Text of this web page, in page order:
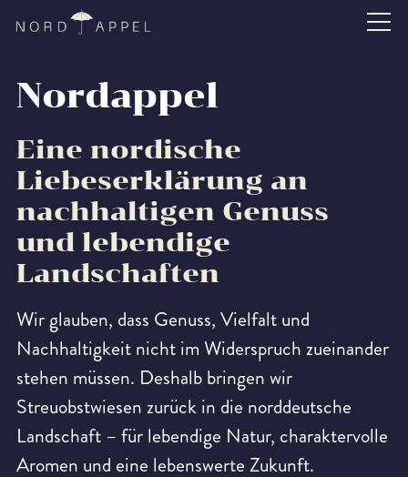
Nordappel
Eine nordische
Liebeserklärung an
nachhaltigen Genuss
und lebendige
Landschaften
Wir glauben, dass Genuss, Vielfalt und
Nachhaltigkeit nicht im Widerspruch zueinander
stehen müssen. Deshalb bringen wir
Streuobstwiesen zurück in die norddeutsche
Landschaft – für lebendige Natur, charaktervolle
Aromen und eine lebenswerte Zukunft.